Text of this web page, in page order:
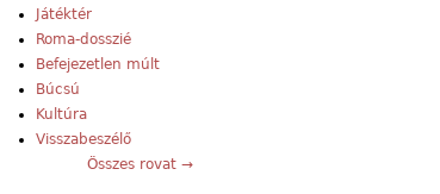
Játéktér
Roma-dosszié
Befejezetlen múlt
Búcsú
Kultúra
Visszabeszélő
Összes rovat →